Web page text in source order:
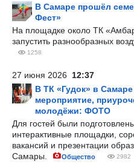
В Самаре прошёл
Фест»
На площадке около ТК
запустить разнообразных
1258
27 июня 2026 12:37
В ТК «Гудок» в
мероприятие,
молодёжи: ФОТО
Для гостей были
интерактивные площадки,
вакансий и презентации
Самары.
Общество 2982